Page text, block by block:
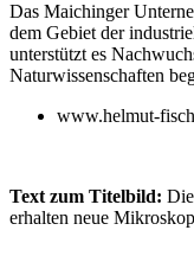
Das Maichinger
dem Gebiet der
unterstützt es
Naturwissenschaften
www.helmut-
Text zum Titelbild:
erhalten neue